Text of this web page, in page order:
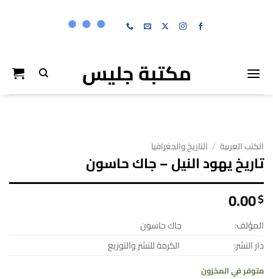
مكتبة جليس
الكتب العربية / التاريخ والجغرافيا
تاريخ يهود النيل – جاك حاسون
0.00$
المؤلف:
جاك حاسون
دار النشر:
الكرمة للنشر والتوزيع
متوفر في المخزون